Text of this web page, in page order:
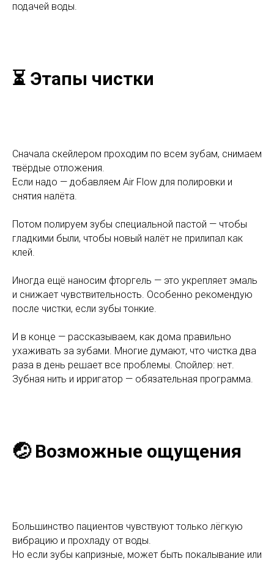
подачей воды.
⏳ Этапы чистки
Сначала скейлером проходим по всем зубам, снимаем
твёрдые отложения.
Если надо — добавляем Air Flow для полировки и
снятия налёта.
Потом полируем зубы специальной пастой — чтобы
гладкими были, чтобы новый налёт не прилипал как
клей.
Иногда ещё наносим фторгель — это укрепляет эмаль
и снижает чувствительность. Особенно рекомендую
после чистки, если зубы тонкие.
И в конце — рассказываем, как дома правильно
ухаживать за зубами. Многие думают, что чистка два
раза в день решает все проблемы. Спойлер: нет.
Зубная нить и ирригатор — обязательная программа.
🤕 Возможные ощущения
Большинство пациентов чувствуют только лёгкую
вибрацию и прохладу от воды.
Но если зубы капризные, может быть покалывание или